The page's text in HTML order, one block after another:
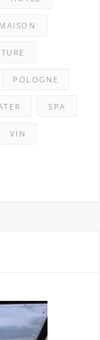
MAISON
POLOGNE
SPA
VIN